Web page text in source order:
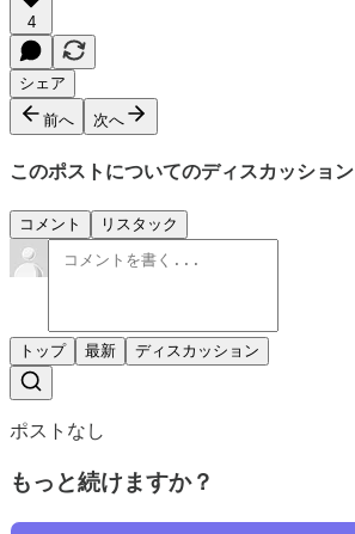
4
シェア
前へ 次へ
このポストについてのディスカッション
コメント リスタック
トップ 最新 ディスカッション
ポストなし
もっと続けますか？